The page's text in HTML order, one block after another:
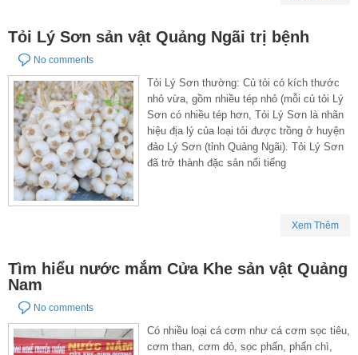
Tỏi Lý Sơn sản vật Quảng Ngãi trị bệnh
No comments
Tỏi Lý Sơn thường: Củ tỏi có kích thước
nhỏ vừa, gồm nhiều tép nhỏ (mỗi củ tỏi Lý
Sơn có nhiều tép hơn, Tỏi Lý Sơn là nhãn
hiệu địa lý của loại tỏi được trồng ở huyện
đảo Lý Sơn (tỉnh Quảng Ngãi). Tỏi Lý Sơn
đã trở thành đặc sản nổi tiếng
Xem Thêm
Tìm hiểu nước mắm Cửa Khe sản vật Quảng
Nam
No comments
Có nhiều loại cá cơm như cá cơm sọc tiêu,
cơm than, cơm đỏ, sọc phấn, phấn chì,